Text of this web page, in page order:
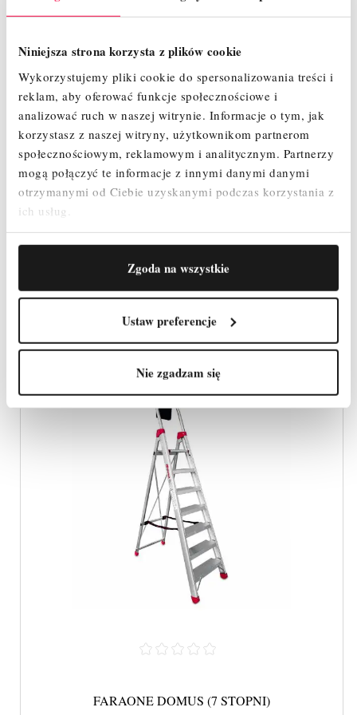
Niniejsza strona korzysta z plików cookie
Wykorzystujemy pliki cookie do spersonalizowania treści i
reklam, aby oferować funkcje społecznościowe i
analizować ruch w naszej witrynie. Informacje o tym, jak
korzystasz z naszej witryny, użytkownikom partnerom
społecznościowym, reklamowym i analitycznym. Partnerzy
mogą połączyć te informacje z innymi danymi danymi
otrzymanymi od Ciebie uzyskanymi podczas korzystania z
ich usług.
Zgoda na wszystkie
Ustaw preferencje
Nie zgadzam się
FARAONE LADY (7 STOPNI)
Cena
SZYBKI PODGLĄD
FARAONE DOMUS (7 STOPNI)